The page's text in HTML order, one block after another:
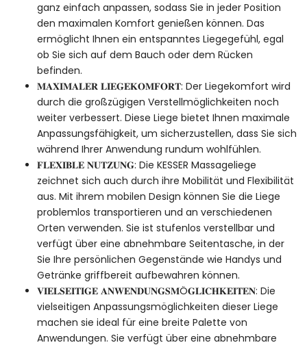
ganz einfach anpassen, sodass Sie in jeder Position
den maximalen Komfort genießen können. Das
ermöglicht Ihnen ein entspanntes Liegegefühl, egal
ob Sie sich auf dem Bauch oder dem Rücken
befinden.
𝐌𝐀𝐗𝐈𝐌𝐀𝐋𝐄𝐑 𝐋𝐈𝐄𝐆𝐄𝐊𝐎𝐌𝐅𝐎𝐑𝐓: Der Liegekomfort wird
durch die großzügigen Verstellmöglichkeiten noch
weiter verbessert. Diese Liege bietet Ihnen maximale
Anpassungsfähigkeit, um sicherzustellen, dass Sie sich
während Ihrer Anwendung rundum wohlfühlen.
𝐅𝐋𝐄𝐗𝐈𝐁𝐋𝐄 𝐍𝐔𝐓𝐙𝐔𝐍𝐆: Die KESSER Massageliege
zeichnet sich auch durch ihre Mobilität und Flexibilität
aus. Mit ihrem mobilen Design können Sie die Liege
problemlos transportieren und an verschiedenen
Orten verwenden. Sie ist stufenlos verstellbar und
verfügt über eine abnehmbare Seitentasche, in der
Sie Ihre persönlichen Gegenstände wie Handys und
Getränke griffbereit aufbewahren können.
𝐕𝐈𝐄𝐋𝐒𝐄𝐈𝐓𝐈𝐆𝐄 𝐀𝐍𝐖𝐄𝐍𝐃𝐔𝐍𝐆𝐒𝐌Ö𝐆𝐋𝐈𝐂𝐇𝐊𝐄𝐈𝐓𝐄𝐍: Die
vielseitigen Anpassungsmöglichkeiten dieser Liege
machen sie ideal für eine breite Palette von
Anwendungen. Sie verfügt über eine abnehmbare